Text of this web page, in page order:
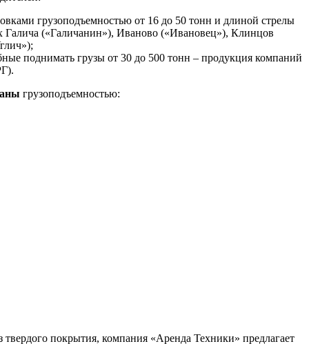
грузоподъемностью от 16 до 50 тонн и длиной стрелы
Галича («Галичанин»), Иваново («Ивановец»), Клинцов
поднимать грузы от 30 до 500 тонн – продукция компаний
грузоподъемностью:
покрытия, компания «Аренда Техники» предлагает